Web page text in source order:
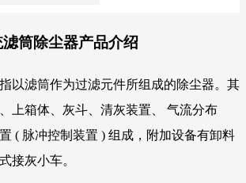
筒除尘器产品介绍
以滤筒作为过滤元件所组成的除尘器。其
上箱体、灰斗、清灰装置、 气流分布
( 脉冲控制装置 ) 组成，附加设备有卸料
接灰小车。